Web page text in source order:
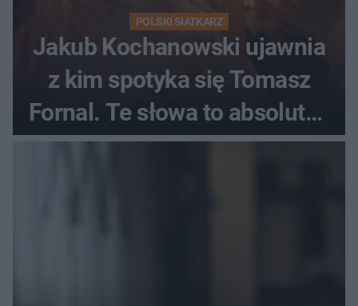
POLSKI SIATKARZ
Jakub Kochanowski ujawnia
z kim spotyka się Tomasz
Fornal. Te słowa to absolutny
hit